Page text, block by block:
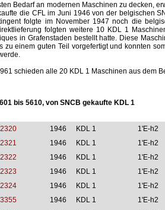
Bedarf an modernen Maschinen zu decken,
die CFL im Juni 1946 von der belgischen
folgte im November 1947 noch die
folgten weitere 10 KDL 1
in Grafenstaden bestellt hatte. Diese
zu einem guten Teil vorgefertigt und konnten
schieden alle 20 KDL 1 Maschinen aus dem
bis 5610, von SNCB gekaufte KDL 1
2320 1946 KDL 1 1'E-h2
2321 1946 KDL 1 1'E-h2
2322 1946 KDL 1 1'E-h2
2323 1946 KDL 1 1'E-h2
2324 1946 KDL 1 1'E-h2
3355 1946 KDL 1 1'E-h2